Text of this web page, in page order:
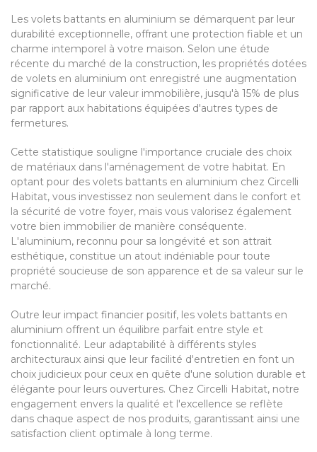
Les volets battants en aluminium se démarquent par leur
durabilité exceptionnelle, offrant une protection fiable et un
charme intemporel à votre maison. Selon une étude
récente du marché de la construction, les propriétés dotées
de volets en aluminium ont enregistré une augmentation
significative de leur valeur immobilière, jusqu'à 15% de plus
par rapport aux habitations équipées d'autres types de
fermetures.
Cette statistique souligne l'importance cruciale des choix
de matériaux dans l'aménagement de votre habitat. En
optant pour des volets battants en aluminium chez Circelli
Habitat, vous investissez non seulement dans le confort et
la sécurité de votre foyer, mais vous valorisez également
votre bien immobilier de manière conséquente.
L'aluminium, reconnu pour sa longévité et son attrait
esthétique, constitue un atout indéniable pour toute
propriété soucieuse de son apparence et de sa valeur sur le
marché.
Outre leur impact financier positif, les volets battants en
aluminium offrent un équilibre parfait entre style et
fonctionnalité. Leur adaptabilité à différents styles
architecturaux ainsi que leur facilité d'entretien en font un
choix judicieux pour ceux en quête d'une solution durable et
élégante pour leurs ouvertures. Chez Circelli Habitat, notre
engagement envers la qualité et l'excellence se reflète
dans chaque aspect de nos produits, garantissant ainsi une
satisfaction client optimale à long terme.